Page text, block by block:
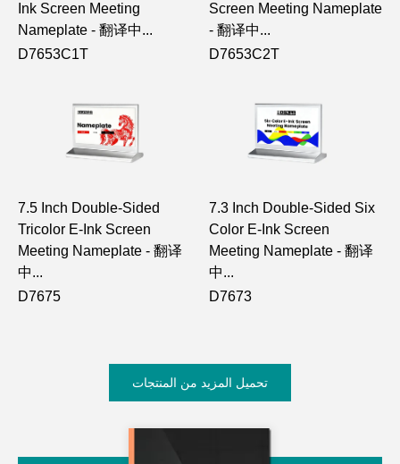
Ink Screen Meeting
Nameplate - 翻译中...
D7653C1T
Screen Meeting Nameplate
- 翻译中...
D7653C2T
7.5 Inch Double-Sided
Tricolor E-Ink Screen
Meeting Nameplate - 翻译
中...
D7675
7.3 Inch Double-Sided Six
Color E-Ink Screen
Meeting Nameplate - 翻译
中...
D7673
تحميل المزيد من المنتجات